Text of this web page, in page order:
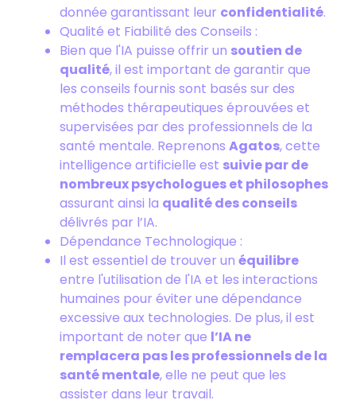
donnée garantissant leur confidentialité.
Qualité et Fiabilité des Conseils :
Bien que l'IA puisse offrir un soutien de
qualité, il est important de garantir que
les conseils fournis sont basés sur des
méthodes thérapeutiques éprouvées et
supervisées par des professionnels de la
santé mentale. Reprenons Agatos, cette
intelligence artificielle est suivie par de
nombreux psychologues et philosophes
assurant ainsi la qualité des conseils
délivrés par l’IA.
Dépendance Technologique :
Il est essentiel de trouver un équilibre
entre l'utilisation de l'IA et les interactions
humaines pour éviter une dépendance
excessive aux technologies. De plus, il est
important de noter que l’IA ne
remplacera pas les professionnels de la
santé mentale, elle ne peut que les
assister dans leur travail.